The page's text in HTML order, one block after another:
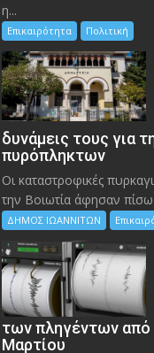
η...
Επικαιρότητα Πολιτική
δυνάμεις τους για
πυρόπληκτων
Οι καταστροφικές
την Bοιωτία άφησαν
ΔΗΜΟΣ ΙΩΑΝΝΙΤΩΝ
των πληγέντων από
Μαρτίου